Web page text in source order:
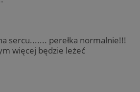
sercu....... perełka normalnie!!!
więcej będzie leżeć